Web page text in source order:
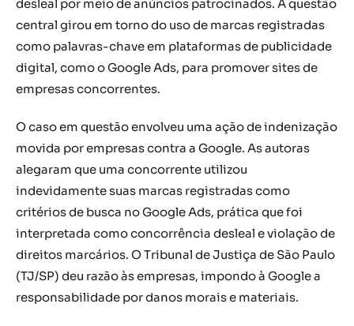
desleal por meio de anúncios patrocinados. A questão
central girou em torno do uso de marcas registradas
como palavras-chave em plataformas de publicidade
digital, como o Google Ads, para promover sites de
empresas concorrentes.
O caso em questão envolveu uma ação de indenização
movida por empresas contra a Google. As autoras
alegaram que uma concorrente utilizou
indevidamente suas marcas registradas como
critérios de busca no Google Ads, prática que foi
interpretada como concorrência desleal e violação de
direitos marcários. O Tribunal de Justiça de São Paulo
(TJ/SP) deu razão às empresas, impondo à Google a
responsabilidade por danos morais e materiais.